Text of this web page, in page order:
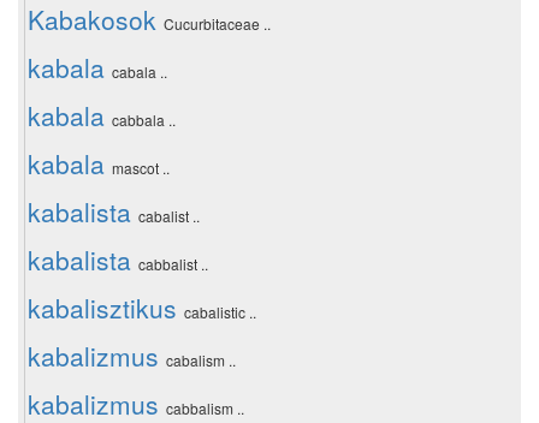
Kabakosok Cucurbitaceae ..
kabala cabala ..
kabala cabbala ..
kabala mascot ..
kabalista cabalist ..
kabalista cabbalist ..
kabalisztikus cabalistic ..
kabalizmus cabalism ..
kabalizmus cabbalism ..